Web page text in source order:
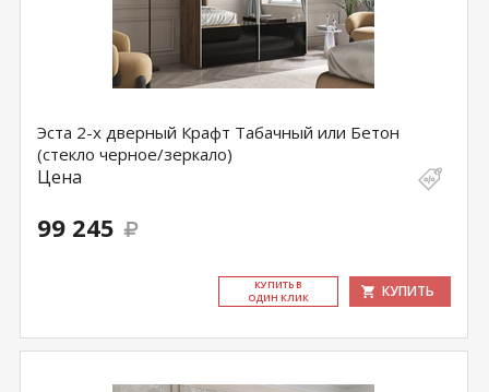
Эста 2-х дверный Крафт Табачный или Бетон
(стекло черное/зеркало)
Цена
99 245
КУ­ПИТЬ В
ОДИН КЛИК
КУПИТЬ